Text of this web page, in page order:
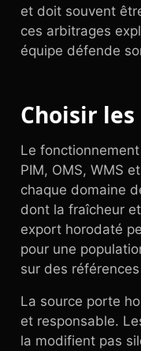
et doit souvent
ces arbitrages
équipe défende
Choisir
Le
PIM, OMS, WMS
chaque domaine
dont la fraîcheur
export horodaté
pour une
sur des
La source porte
et responsable.
la modifient pas